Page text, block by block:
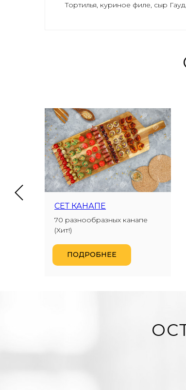
Тортилья, куриное филе, сыр
СЕТ КАНАПЕ
70 разнообразных канапе
(Хит!)
ПОДРОБНЕЕ